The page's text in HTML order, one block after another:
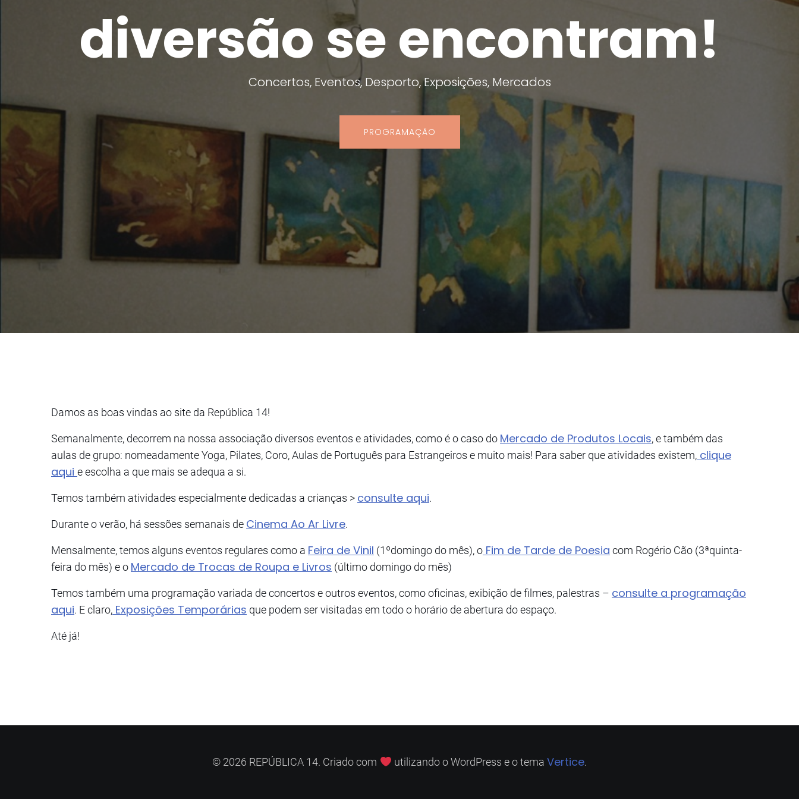
diversão se encontram!
Concertos, Eventos, Desporto, Exposições, Mercados
PROGRAMAÇÃO
Damos as boas vindas ao site da República 14!
Semanalmente, decorrem na nossa associação diversos eventos e atividades, como é o caso do Mercado de Produtos Locais, e também das
aulas de grupo: nomeadamente Yoga, Pilates, Coro, Aulas de Português para Estrangeiros e muito mais! Para saber que atividades existem, clique
aqui e escolha a que mais se adequa a si.
Temos também atividades especialmente dedicadas a crianças > consulte aqui.
Durante o verão, há sessões semanais de Cinema Ao Ar Livre.
Mensalmente, temos alguns eventos regulares como a Feira de Vinil (1ºdomingo do mês), o Fim de Tarde de Poesia com Rogério Cão (3ªquinta-
feira do mês) e o Mercado de Trocas de Roupa e Livros (último domingo do mês)
Temos também uma programação variada de concertos e outros eventos, como oficinas, exibição de filmes, palestras – consulte a programação
aqui. E claro, Exposições Temporárias que podem ser visitadas em todo o horário de abertura do espaço.
Até já!
© 2026 REPÚBLICA 14. Criado com utilizando o WordPress e o tema Vertice.